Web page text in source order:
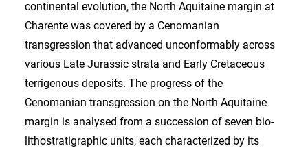
continental evolution, the North Aquitaine margin at
Charente was covered by a Cenomanian
transgression that advanced unconformably across
various Late Jurassic strata and Early Cretaceous
terrigenous deposits. The progress of the
Cenomanian transgression on the North Aquitaine
margin is analysed from a succession of seven bio-
lithostratigraphic units, each characterized by its